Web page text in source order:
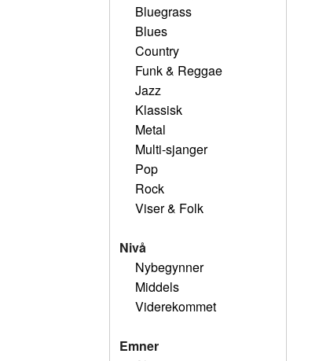
Bluegrass
Blues
Country
Funk & Reggae
Jazz
Klassisk
Metal
Multi-sjanger
Pop
Rock
Viser & Folk
Nivå
Nybegynner
Middels
Viderekommet
Emner